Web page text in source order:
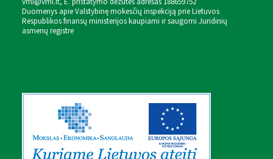
Duomenys apie Valstybinę mokesčių inspekciją prie Lietuvos
Respublikos finansų ministerijos kaupiami ir saugomi Juridinių
asmenų registre